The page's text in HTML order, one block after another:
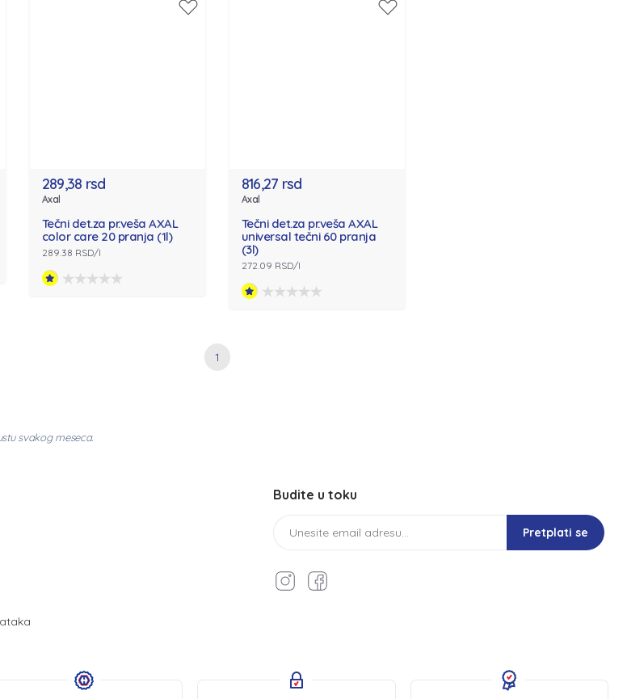
289,38 rsd
Axal
Tečni det.za pr.veša AXAL
color care 20 pranja (1l)
289.38 RSD/l
816,27 rsd
Axal
Tečni det.za pr.veša AXAL
universal tečni 60 pranja
(3l)
272.09 RSD/l
1
svakog meseca.
Budite u toku
Pretplati se